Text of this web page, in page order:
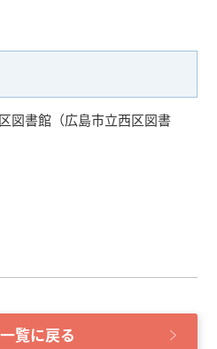
図書館（広島市立西区図書
覧に戻る